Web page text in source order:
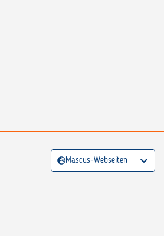
Mascus-Webseiten